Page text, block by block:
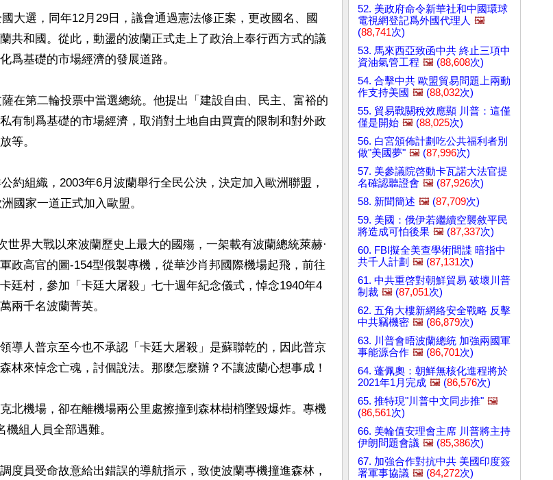
大選，同年12月29日，議會通過憲法修正案，更改國名、國
共和國。從此，動盪的波蘭正式走上了政治上奉行西方式的議
爲基礎的市場經濟的發展道路。
在第二輪投票中當選總統。他提出「建設自由、民主、富裕的
有制爲基礎的市場經濟，取消對土地自由買賣的限制和對外政
等。
約組織，2003年6月波蘭舉行全民公決，決定加入歐洲聯盟，
國家一道正式加入歐盟。
世界大戰以來波蘭歷史上最大的國殤，一架載有波蘭總統萊赫·
政高官的圖-154型俄製專機，從華沙肖邦國際機場起飛，前往
廷村，參加「卡廷大屠殺」七十週年紀念儀式，悼念1940年4
兩千名波蘭菁英。
導人普京至今也不承認「卡廷大屠殺」是蘇聯乾的，因此普京
林來悼念亡魂，討個說法。那麼怎麼辦？不讓波蘭心想事成！
北機場，卻在離機場兩公里處擦撞到森林樹梢墜毀爆炸。專機
組人員全部遇難。
度員受命故意給出錯誤的導航指示，致使波蘭專機撞進森林，
52. 美政府命令新華社和中國環球
電視網登記爲外國代理人 🖼️
(88,741次)
53. 馬來西亞致函中共 終止三項中
資油氣管工程 🖼️ (88,608次)
54. 合擊中共 歐盟貿易問題上兩動
作支持美國 🖼️ (88,032次)
55. 貿易戰關稅效應顯 川普：這僅
僅是開始 🖼️ (88,025次)
56. 白宮頒佈計劃吃公共福利者別
做"美國夢" 🖼️ (87,996次)
57. 美參議院啓動卡瓦諾大法官提
名確認聽證會 🖼️ (87,926次)
58. 新聞簡述 🖼️ (87,709次)
59. 美國：俄伊若繼續空襲敘平民
將造成可怕後果 🖼️ (87,337次)
60. FBI擬全美查學術間諜 暗指中
共千人計劃 🖼️ (87,131次)
61. 中共重啓對朝鮮貿易 破壞川普
制裁 🖼️ (87,051次)
62. 五角大樓新網絡安全戰略 反擊
中共竊機密 🖼️ (86,879次)
63. 川普會晤波蘭總統 加強兩國軍
事能源合作 🖼️ (86,701次)
64. 蓬佩奧：朝鮮無核化進程將於
2021年1月完成 🖼️ (86,576次)
65. 推特現"川普中文同步推" 🖼️
(86,561次)
66. 美輪值安理會主席 川普將主持
伊朗問題會議 🖼️ (85,386次)
67. 加強合作對抗中共 美國印度簽
署軍事協議 🖼️ (84,272次)